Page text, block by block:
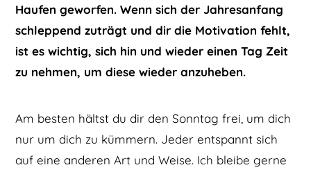
Haufen geworfen. Wenn sich der Jahresanfang
schleppend zuträgt und dir die Motivation fehlt,
ist es wichtig, sich hin und wieder einen Tag Zeit
zu nehmen, um diese wieder anzuheben.
Am besten hältst du dir den Sonntag frei, um dich
nur um dich zu kümmern. Jeder entspannt sich
auf eine anderen Art und Weise. Ich bleibe gerne